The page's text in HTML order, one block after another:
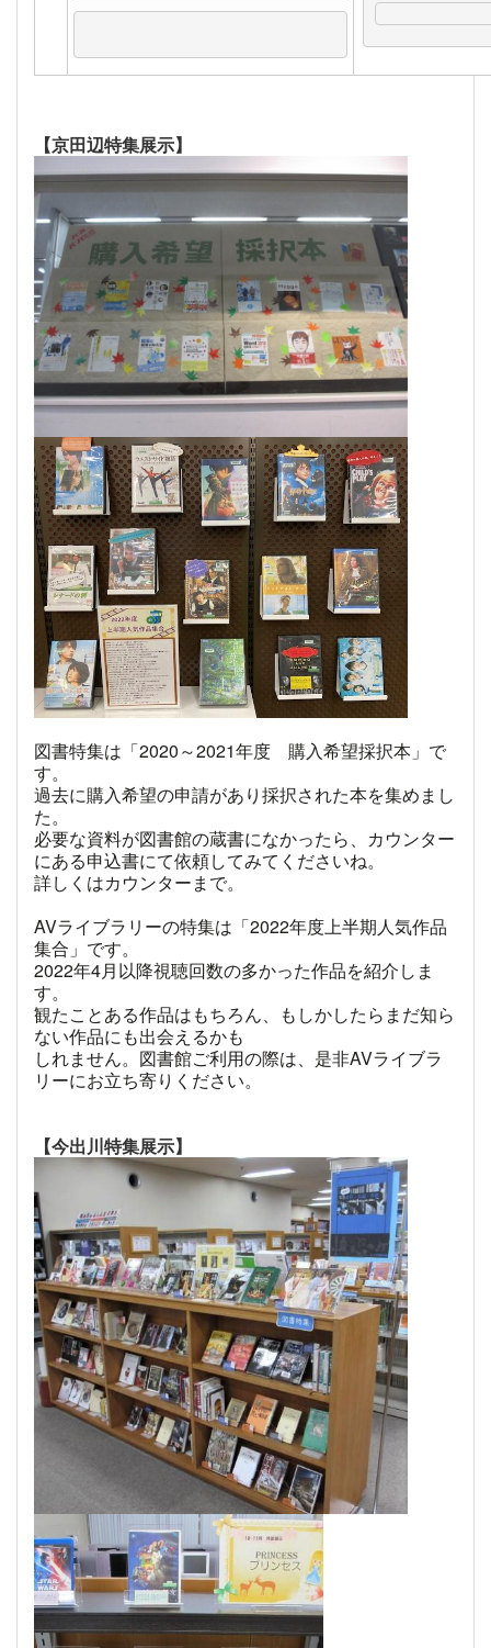
【京田辺特集展示】
図書特集は「2020～2021年度 購入希望採択本」で
す。
過去に購入希望の申請があり採択された本を集めまし
た。
必要な資料が図書館の蔵書になかったら、カウンター
にある申込書にて依頼してみてくださいね。
詳しくはカウンターまで。
AVライブラリーの特集は「2022年度上半期人気作品
集合」です。
2022年4月以降視聴回数の多かった作品を紹介しま
す。
観たことある作品はもちろん、もしかしたらまだ知ら
ない作品にも出会えるかも
しれません。図書館ご利用の際は、是非AVライブラ
リーにお立ち寄りください。
【今出川特集展示】